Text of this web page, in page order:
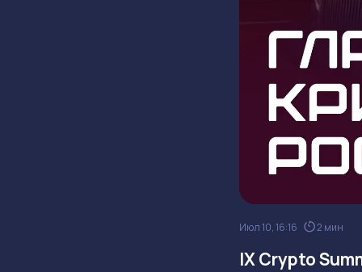
Июл 10, 16:16 2 мин
IX Crypto